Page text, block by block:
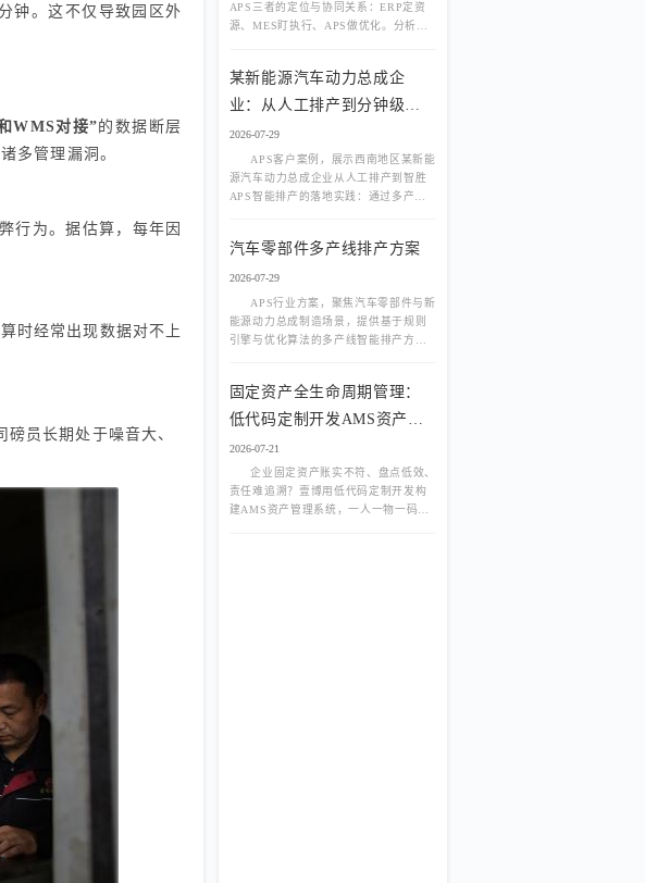
钟。这不仅导致园区外
WMS对接”的数据断层
多管理漏洞。
行为。据估算，每年因
时经常出现数据对不上
员长期处于噪音大、
APS三者的定位与协同关系：ERP定资
源、MES盯执行、APS做优化。分析为
衡、动态插单中的核心价值。
某新能源汽车动力总成企
业：从人工排产到分钟级智
能排程
2026-07-29
APS客户案例，展示西南地区某新能
源汽车动力总成企业从人工排产到智胜
APS智能排产的落地实践：通过多产线
升与资源利用率改善。
汽车零部件多产线排产方案
2026-07-29
APS行业方案，聚焦汽车零部件与新
能源动力总成制造场景，提供基于规则
引擎与优化算法的多产线智能排产方
慢、交期延误、产能不均难题。
固定资产全生命周期管理：
低代码定制开发AMS资产管
理系统
2026-07-21
企业固定资产账实不符、盘点低效、
责任难追溯？壹博用低代码定制开发构
建AMS资产管理系统，一人一物一码、